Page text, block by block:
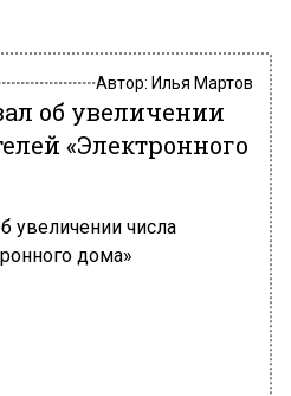
Автор: Илья Мартов
об увеличении
«Электронного